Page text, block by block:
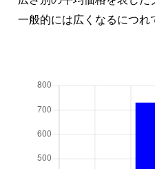
一般的には広くなるにつれ